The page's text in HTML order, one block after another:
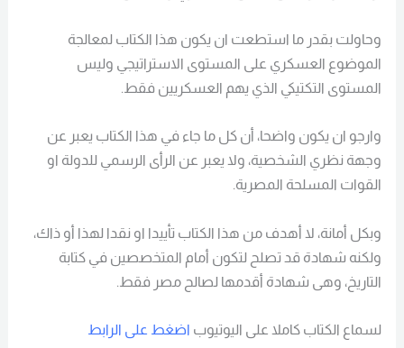
وحاولت بقدر ما استطعت ان يكون هذا الكتاب لمعالجة
الموضوع العسكري على المستوى الاستراتيجي وليس
المستوى التكتيكي الذي يهم العسكريين فقط.
وارجو ان يكون واضحا، أن كل ما جاء في هذا الكتاب يعبر عن
وجهة نظري الشخصية، ولا يعبر عن الرأى الرسمي للدولة او
القوات المسلحة المصرية.
وبكل أمانة، لا أهدف من هذا الكتاب تأييدا او نقدا لهذا أو ذاك،
ولكنه شهادة قد تصلح لتكون أمام المتخصصين في كتابة
التاريخ، وهى شهادة أقدمها لصالح مصر فقط.
لسماع الكتاب كاملا على اليوتيوباضغط على الرابط